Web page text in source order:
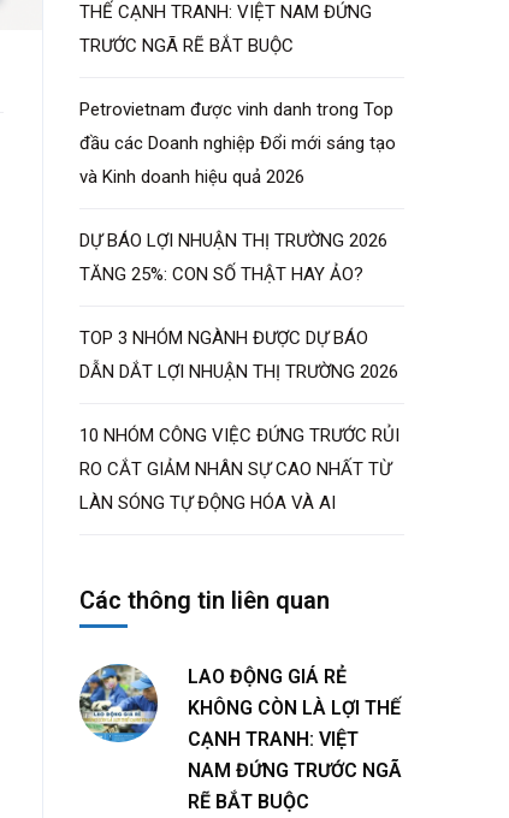
THẾ CẠNH TRANH: VIỆT NAM ĐỨNG
TRƯỚC NGÃ RẼ BẮT BUỘC
Petrovietnam được vinh danh trong Top
đầu các Doanh nghiệp Đổi mới sáng tạo
và Kinh doanh hiệu quả 2026
DỰ BÁO LỢI NHUẬN THỊ TRƯỜNG 2026
TĂNG 25%: CON SỐ THẬT HAY ẢO?
TOP 3 NHÓM NGÀNH ĐƯỢC DỰ BÁO
DẪN DẮT LỢI NHUẬN THỊ TRƯỜNG 2026
10 NHÓM CÔNG VIỆC ĐỨNG TRƯỚC RỦI
RO CẮT GIẢM NHÂN SỰ CAO NHẤT TỪ
LÀN SÓNG TỰ ĐỘNG HÓA VÀ AI
Các thông tin liên quan
LAO ĐỘNG GIÁ RẺ
KHÔNG CÒN LÀ LỢI THẾ
CẠNH TRANH: VIỆT
NAM ĐỨNG TRƯỚC NGÃ
RẼ BẮT BUỘC